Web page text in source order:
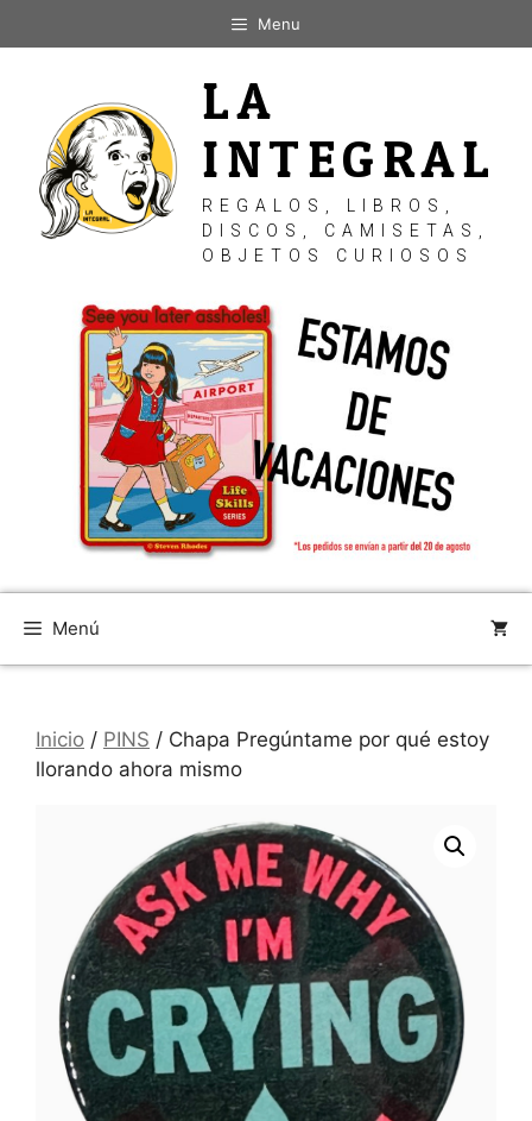
al
Menu
LA
INTEGRAL
REGALOS, LIBROS,
DISCOS, CAMISETAS,
OBJETOS CURIOSOS
Menú
Inicio / PINS / Chapa Pregúntame por qué estoy
llorando ahora mismo